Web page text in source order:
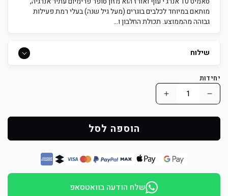
מותאם במיוחד לכלבים בוגרים (מעל גיל שנה) בעלי רמת פעילות
גבוהה מהממוצע. תכולת החלבון ו...
שילוח
יחידות
הפחת
כמות
סאמיט
הוסף
כמות
סאמיט
10
עוף
הוספה לסל
שלח הודעה בוואטסאפ